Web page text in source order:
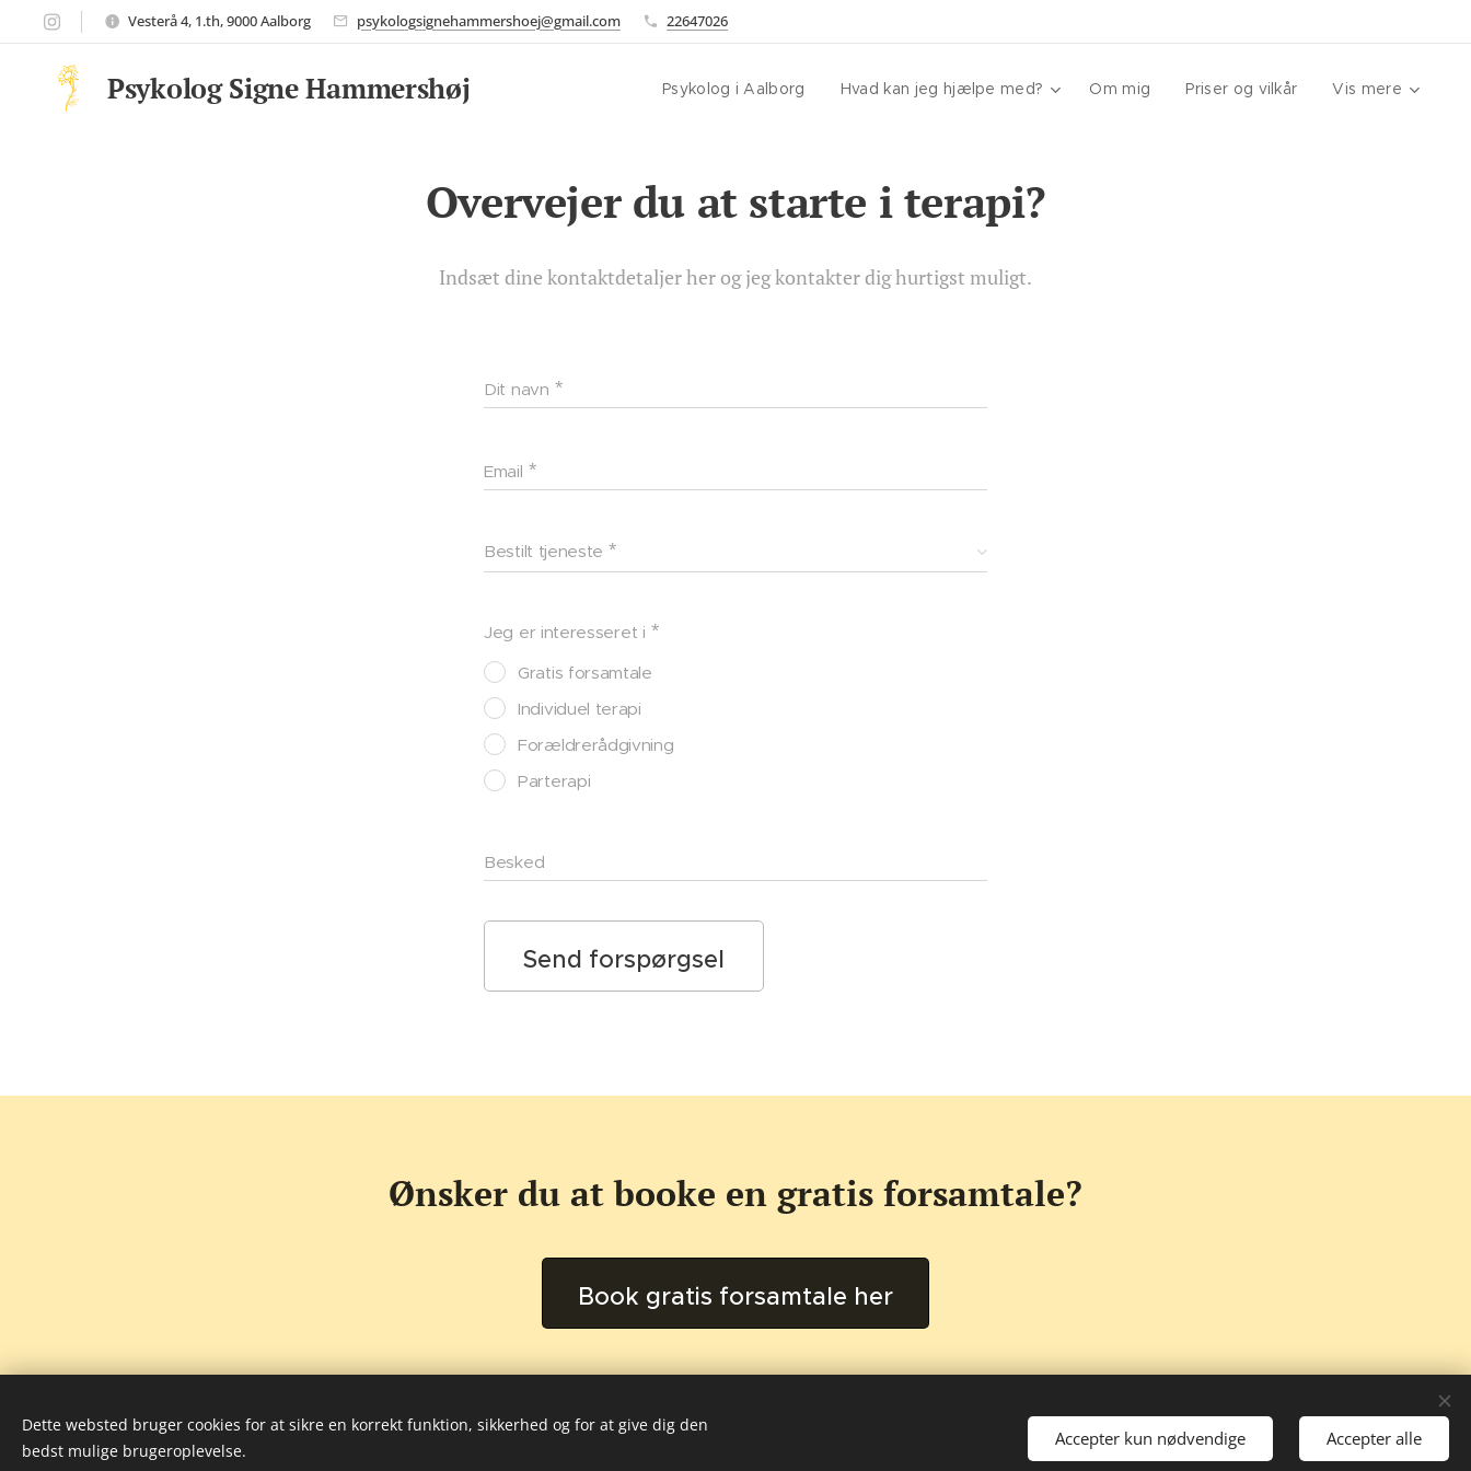
Vesterå 4, 1.th, 9000 Aalborg psykologsignehammershoej@gmail.com 22647026
Psykolog Signe Hammershøj Psykolog i Aalborg Hvad kan jeg hjælpe med? Om mig Priser og vilkår Vis mere
Overvejer du at starte i terapi?
Indsæt dine kontaktdetaljer her og jeg kontakter dig hurtigst muligt.
Dit navn
Email
Bestilt tjeneste
Jeg er interesseret i
Gratis forsamtale
Individuel terapi
Forældrerådgivning
Parterapi
Besked
Send forspørgsel
Ønsker du at booke en gratis forsamtale?
Book gratis forsamtale her
Dette websted bruger cookies for at sikre en korrekt funktion, sikkerhed og for at give dig den
bedst mulige brugeroplevelse.
Accepter kun nødvendige Accepter alle